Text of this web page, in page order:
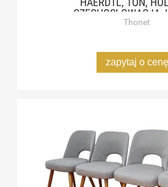
CZECHOSŁOWACJA,
Thonet
zapytaj o cenę